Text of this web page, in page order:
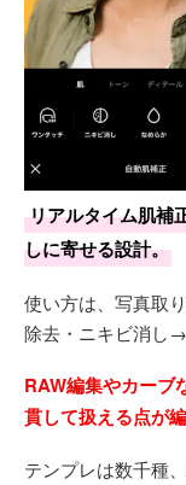
リアルタイム肌補
しに寄せる設計。
使い方は、写真取
除去・ニキビ消し→
RAW編集やカーブ
貫して扱える点が
テンプレは数千種